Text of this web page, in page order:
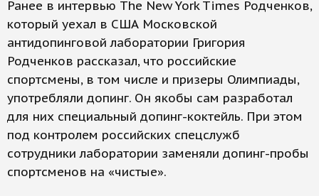
Ранее в интервью The New York Times Родченков,
который уехал в США Московской
антидопинговой лаборатории Григория
Родченков рассказал, что российские
спортсмены, в том числе и призеры Олимпиады,
употребляли допинг. Он якобы сам разработал
для них специальный допинг-коктейль. При этом
под контролем российских спецслужб
сотрудники лаборатории заменяли допинг-пробы
спортсменов на «чистые».